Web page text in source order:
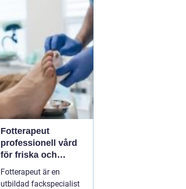
socialtjänst, skola,
omsorg, HVB, öppenvård
eller rättsväsende känner
igen kombinationen av
höga krav, kompl...
Fotterapeut
professionell vård
för friska och
starkare fötter
Fotterapeut är en
utbildad fackspecialist